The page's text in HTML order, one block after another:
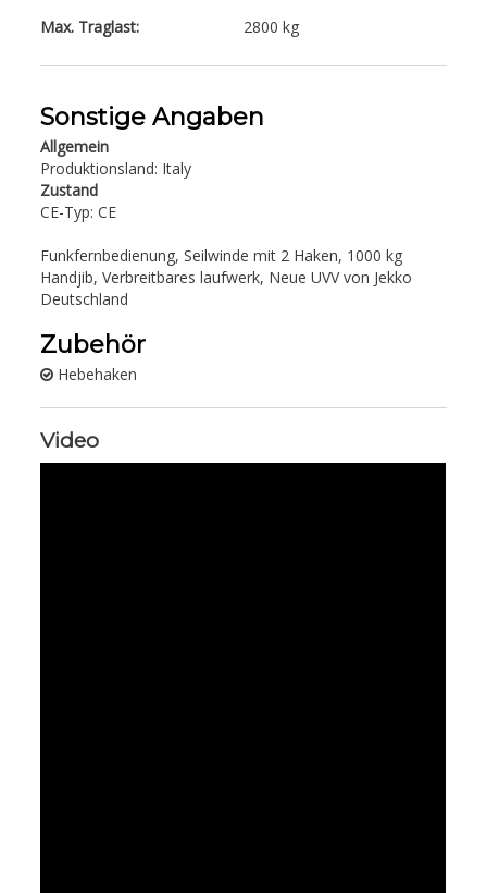
Max. Traglast:
2800 kg
Sonstige Angaben
Allgemein
Produktionsland: Italy
Zustand
CE-Typ: CE
Funkfernbedienung, Seilwinde mit 2 Haken, 1000 kg
Handjib, Verbreitbares laufwerk, Neue UVV von Jekko
Deutschland
Zubehör
Hebehaken
Video